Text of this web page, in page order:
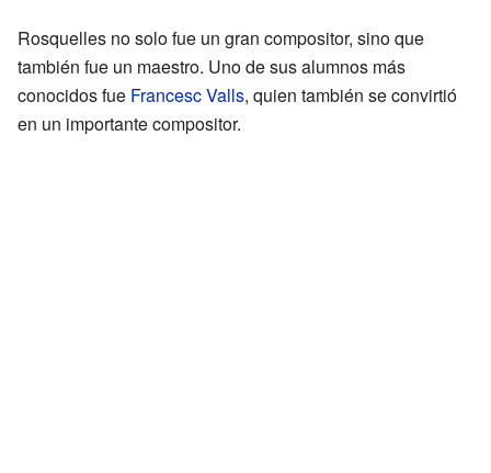
Rosquelles no solo fue un gran compositor, sino que
también fue un maestro. Uno de sus alumnos más
conocidos fue Francesc Valls, quien también se convirtió
en un importante compositor.